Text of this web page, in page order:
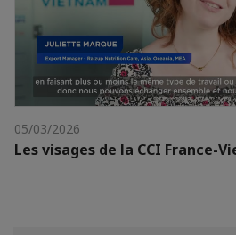
05/03/2026
Les visages de la CCI France-